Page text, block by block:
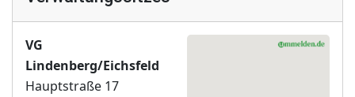
VG
Lindenberg/Eichsfeld
Hauptstraße 17